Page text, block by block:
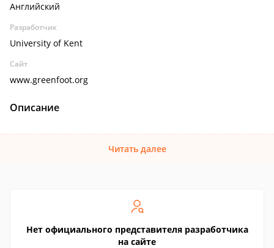
Английский
Разработчик
University of Kent
Сайт
www.greenfoot.org
Описание
Читать далее
Нет официального представителя разработчика
на сайте